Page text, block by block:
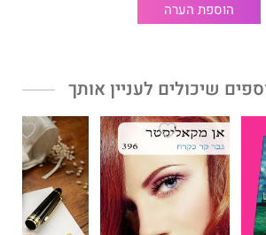
הוספת הערה
שיכולים לעניין אותך